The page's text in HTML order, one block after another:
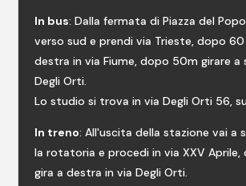
In bus: Dalla fermata di Piazza del
verso sud e prendi via Trieste, dopo 60
destra in via Fiume, dopo 50m girare a
Degli Orti.
Lo studio si trova in via Degli Orti 56,
In treno: All'uscita della stazione vai a
la rotatoria e procedi in via XXV Aprile,
gira a destra in via Degli Orti.